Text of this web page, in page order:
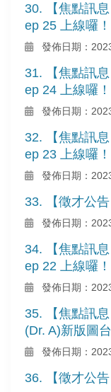
30. 【焦點訊
ep 25 上線囉！
發佈日期：
31. 【焦點訊
ep 24 上線囉！
發佈日期：
32. 【焦點訊
ep 23 上線囉！
發佈日期：
33. 【徵才公
發佈日期：
34. 【焦點訊
ep 22 上線囉！
發佈日期：
35. 【焦點訊
(Dr. A)新版圖
發佈日期：
36. 【徵才公